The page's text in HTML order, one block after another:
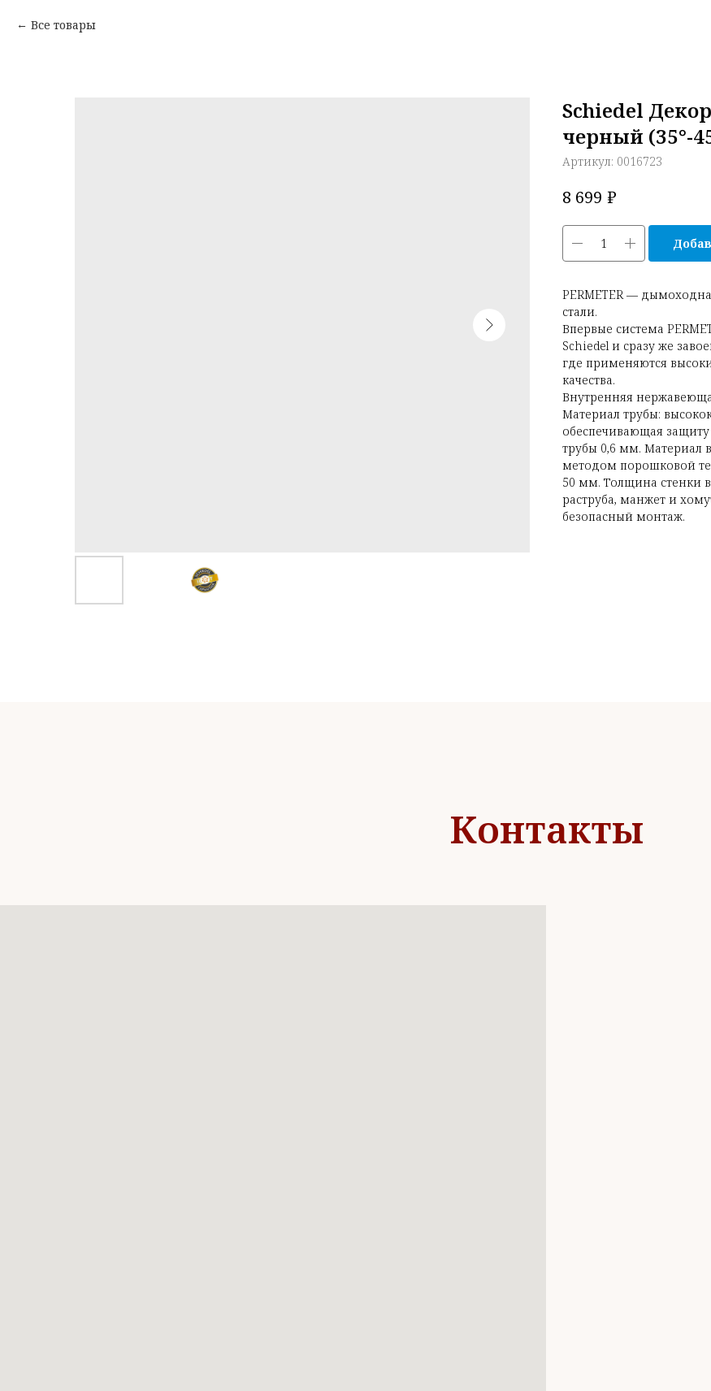
Все товары
Schiedel
черный (35°-
Артикул: 0016723
8 699 ₽
PERMETER —
стали.
Впервые система
Schiedel и сразу же
где применяются
качества.
Внутренняя
Материал трубы:
обеспечивающая
трубы 0,6 мм. Материал
методом порошковой
50 мм. Толщина стенки
раструба, манжет и
безопасный монтаж.
Контакты